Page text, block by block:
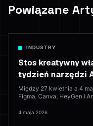
Powiązane
INDUSTRY
Stos kreatywny
tydzień narzędzi
Między 27 kwietnia a 4
Figma, Canva, HeyGen i
zostawia
4 maja 2026